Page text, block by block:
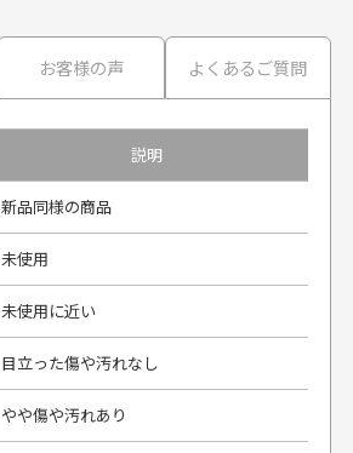
お客様の声 よくあるご質問
説明
新品同様の商品
未使用
未使用に近い
目立った傷や汚れなし
やや傷や汚れあり